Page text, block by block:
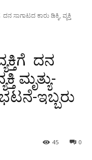
ದನ ಸಾಗಾಟದ ಕಾರು ಡಿಕ್ಕಿ, ವ್ಯಕ್ತಿ
ದನ
ಮೃತ್ಯು-
ಇಬ್ಬರು
0
45